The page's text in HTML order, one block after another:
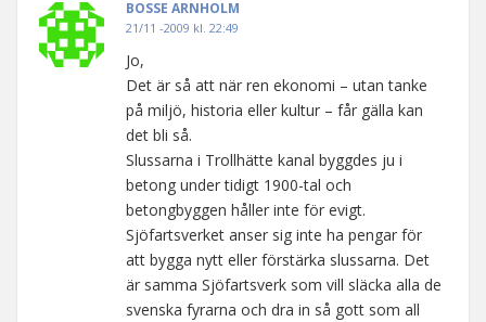
BOSSE ARNHOLM
21/11 -2009 kl. 22:49
Jo,
Det är så att när ren ekonomi – utan tanke
på miljö, historia eller kultur – får gälla kan
det bli så.
Slussarna i Trollhätte kanal byggdes ju i
betong under tidigt 1900-tal och
betongbyggen håller inte för evigt.
Sjöfartsverket anser sig inte ha pengar för
att bygga nytt eller förstärka slussarna. Det
är samma Sjöfartsverk som vill släcka alla de
svenska fyrarna och dra in så gott som all